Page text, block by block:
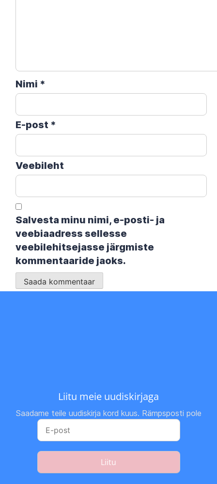
Nimi *
E-post *
Veebileht
Salvesta minu nimi, e-posti- ja
veebiaadress sellesse
veebilehitsejasse järgmiste
kommentaaride jaoks.
Liitu meie uudiskirjaga
Saadame teile uudiskirja kord kuus. Rämpsposti pole
Liitu